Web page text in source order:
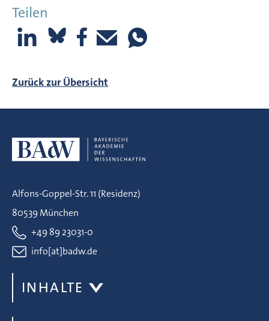
Teilen
Zurück zur Übersicht
Alfons-Goppel-Str. 11 (Residenz)
80539 München
+49 89 23031-0
info[at]badw.de
INHALTE